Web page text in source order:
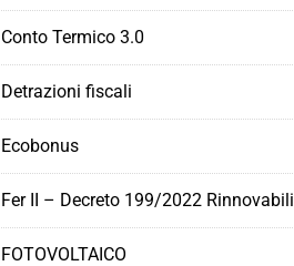
Conto Termico 3.0
Detrazioni fiscali
Ecobonus
Fer II – Decreto 199/2022 Rinnovabili
FOTOVOLTAICO